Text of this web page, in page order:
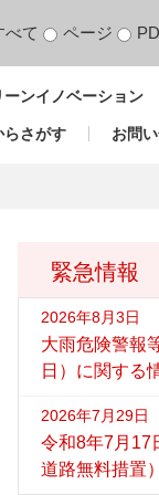
べて ページ
ンイノベーション
らさがす お問
緊急情報
2026年8月3日
大雨危険警報
日）に関する
2026年7月29日
令和8年7月17
道路無料措置）